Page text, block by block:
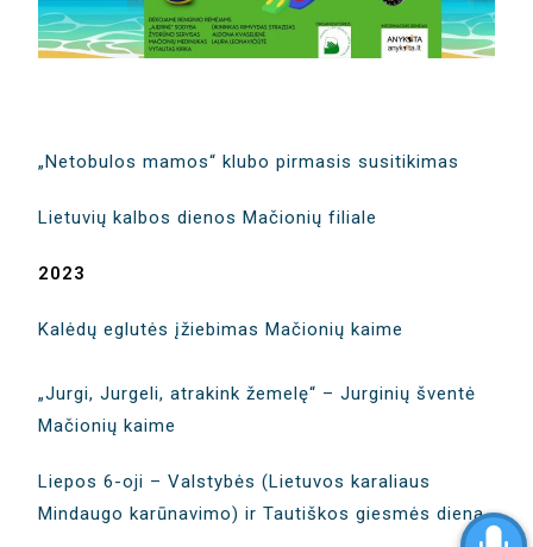
„Netobulos mamos“ klubo pirmasis susitikimas
Lietuvių kalbos dienos Mačionių filiale
2023
Kalėdų eglutės įžiebimas Mačionių kaime
„Jurgi, Jurgeli, atrakink žemelę“ – Jurginių šventė
Mačionių kaime
Liepos 6-oji – Valstybės (Lietuvos karaliaus
Mindaugo karūnavimo) ir Tautiškos giesmės diena